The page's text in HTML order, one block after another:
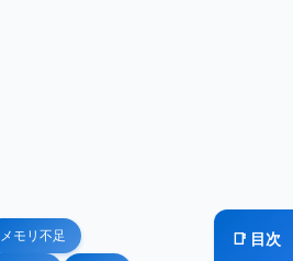
メモリ不足 📑 目次